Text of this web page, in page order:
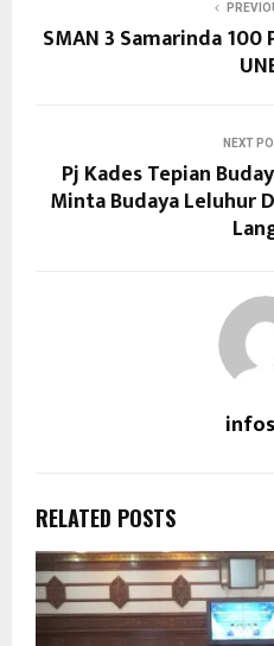
SMAN 3 Samarinda 100
NEXT
Pj Kades Tepian
Minta Budaya Leluhur
RELATED POSTS